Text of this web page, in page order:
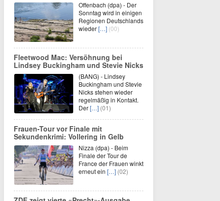
Offenbach (dpa) - Der
Sonntag wird in einigen
Regionen Deutschlands
wieder[…] (00)
Fleetwood Mac: Versöhnung bei
Lindsey Buckingham und Stevie Nicks
(BANG) - Lindsey
Buckingham und Stevie
Nicks stehen wieder
regelmäßig in Kontakt.
Der[…] (01)
Frauen-Tour vor Finale mit
Sekundenkrimi: Vollering in Gelb
Nizza (dpa) - Beim
Finale der Tour de
France der Frauen winkt
erneut ein […] (02)